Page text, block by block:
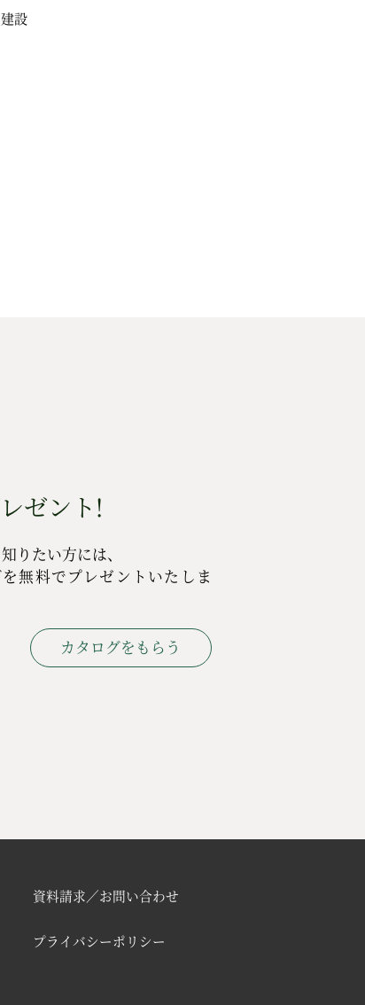
設
ゼント!
りたい方には、
無料でプレゼントいたしま
カタログをもらう
資料請求／お問い合わせ
プライバシーポリシー